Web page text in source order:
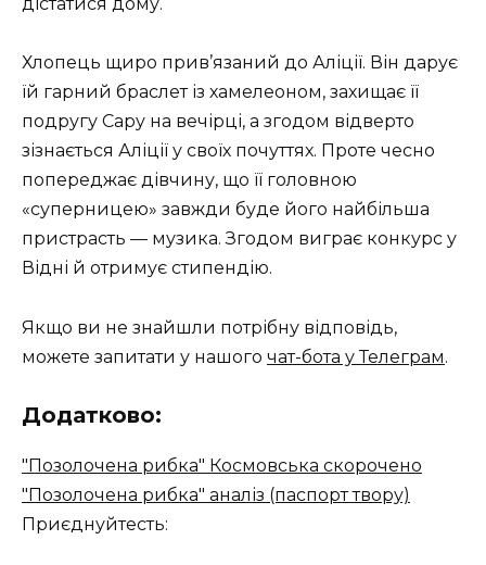
Хлопець щиро прив’язаний до Аліції. Він дарує
їй гарний браслет із хамелеоном, захищає її
подругу Сару на вечірці, а згодом відверто
зізнається Аліції у своїх почуттях. Проте чесно
попереджає дівчину, що її головною
«суперницею» завжди буде його найбільша
пристрасть — музика. Згодом виграє конкурс у
Відні й отримує стипендію.
Якщо ви не знайшли потрібну відповідь,
можете запитати у нашого чат-бота у Телеграм.
Додатково:
"Позолочена рибка" Космовська скорочено
"Позолочена рибка" аналіз (паспорт твору)
Приєднуйтесть: